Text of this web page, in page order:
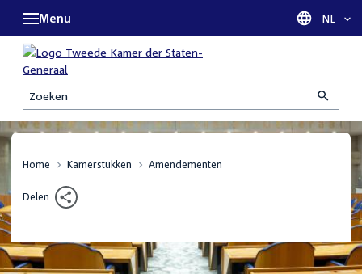
Zoeken
Menu Taal
NL
Home Kamerstukken Amendementen
Delen